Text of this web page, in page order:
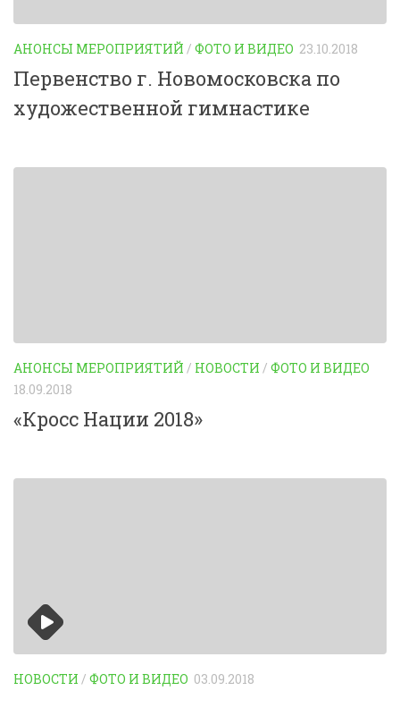
АНОНСЫ МЕРОПРИЯТИЙ / ФОТО И ВИДЕО 23.10.2018
Первенство г. Новомосковска по
художественной гимнастике
АНОНСЫ МЕРОПРИЯТИЙ / НОВОСТИ / ФОТО И ВИДЕО
18.09.2018
«Кросс Нации 2018»
НОВОСТИ / ФОТО И ВИДЕО 03.09.2018